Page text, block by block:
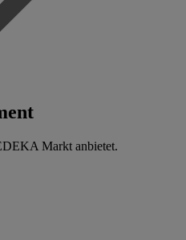
Markt anbietet.